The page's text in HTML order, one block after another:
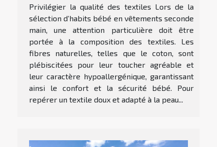
Privilégier la qualité des textiles Lors de la
sélection d’habits bébé en vêtements seconde
main, une attention particulière doit être
portée à la composition des textiles. Les
fibres naturelles, telles que le coton, sont
plébiscitées pour leur toucher agréable et
leur caractère hypoallergénique, garantissant
ainsi le confort et la sécurité bébé. Pour
repérer un textile doux et adapté à la peau...